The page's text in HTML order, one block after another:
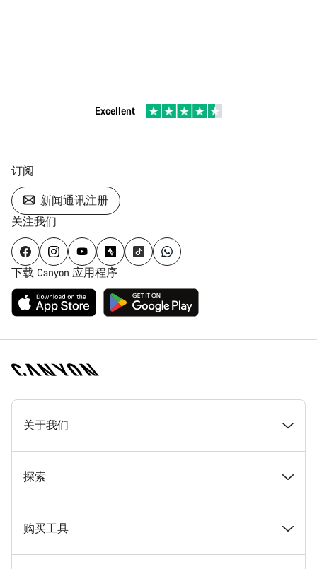
Excellent
订阅
新闻通讯注册
关注我们
下载 Canyon 应用程序
[footer.linksList.title]
关于我们
奖项
在 Canyon 工作
探索
新闻和故事
购买工具